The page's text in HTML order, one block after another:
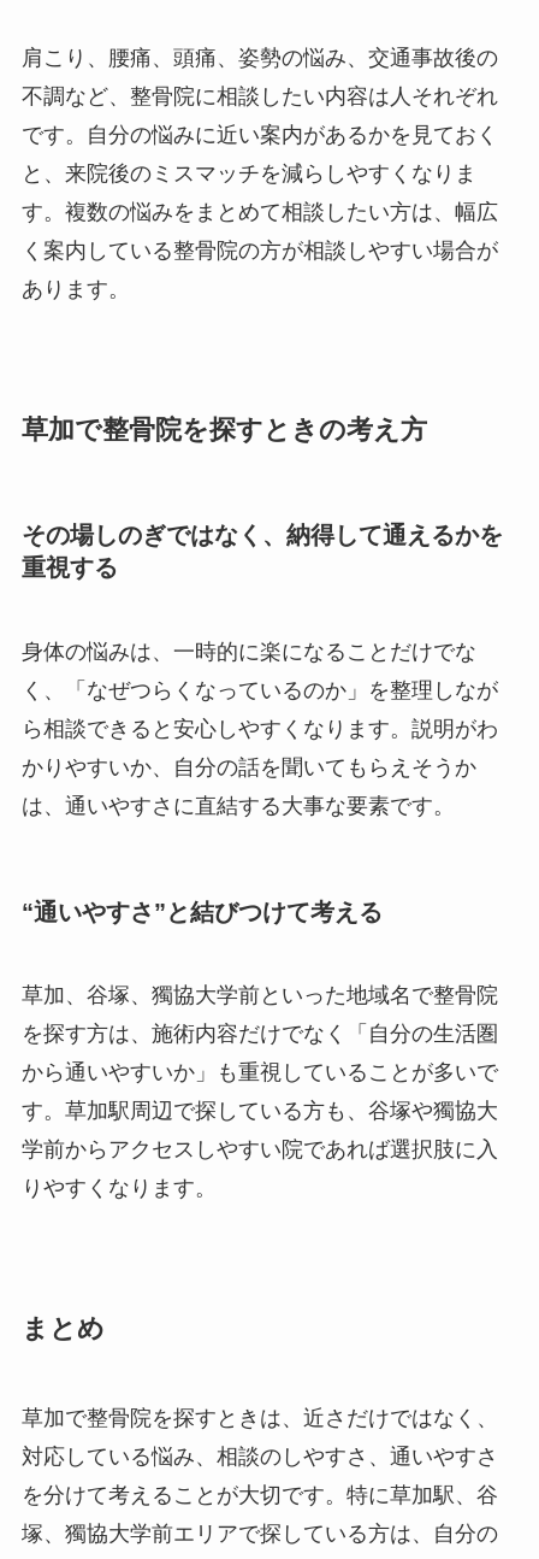
肩こり、腰痛、頭痛、姿勢の悩み、交通事故後の
不調など、整骨院に相談したい内容は人それぞれ
です。自分の悩みに近い案内があるかを見ておく
と、来院後のミスマッチを減らしやすくなりま
す。複数の悩みをまとめて相談したい方は、幅広
く案内している整骨院の方が相談しやすい場合が
あります。
草加で整骨院を探すときの考え方
その場しのぎではなく、納得して通えるかを
重視する
身体の悩みは、一時的に楽になることだけでな
く、「なぜつらくなっているのか」を整理しなが
ら相談できると安心しやすくなります。説明がわ
かりやすいか、自分の話を聞いてもらえそうか
は、通いやすさに直結する大事な要素です。
“通いやすさ”と結びつけて考える
草加、谷塚、獨協大学前といった地域名で整骨院
を探す方は、施術内容だけでなく「自分の生活圏
から通いやすいか」も重視していることが多いで
す。草加駅周辺で探している方も、谷塚や獨協大
学前からアクセスしやすい院であれば選択肢に入
りやすくなります。
まとめ
草加で整骨院を探すときは、近さだけではなく、
対応している悩み、相談のしやすさ、通いやすさ
を分けて考えることが大切です。特に草加駅、谷
塚、獨協大学前エリアで探している方は、自分の